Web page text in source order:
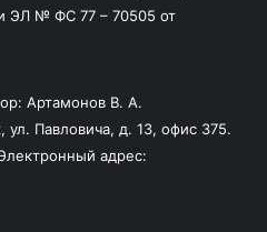
ЭЛ № ФС 77 – 70505 от
Артамонов В. А.
ул. Павловича, д. 13, офис 375.
адрес: